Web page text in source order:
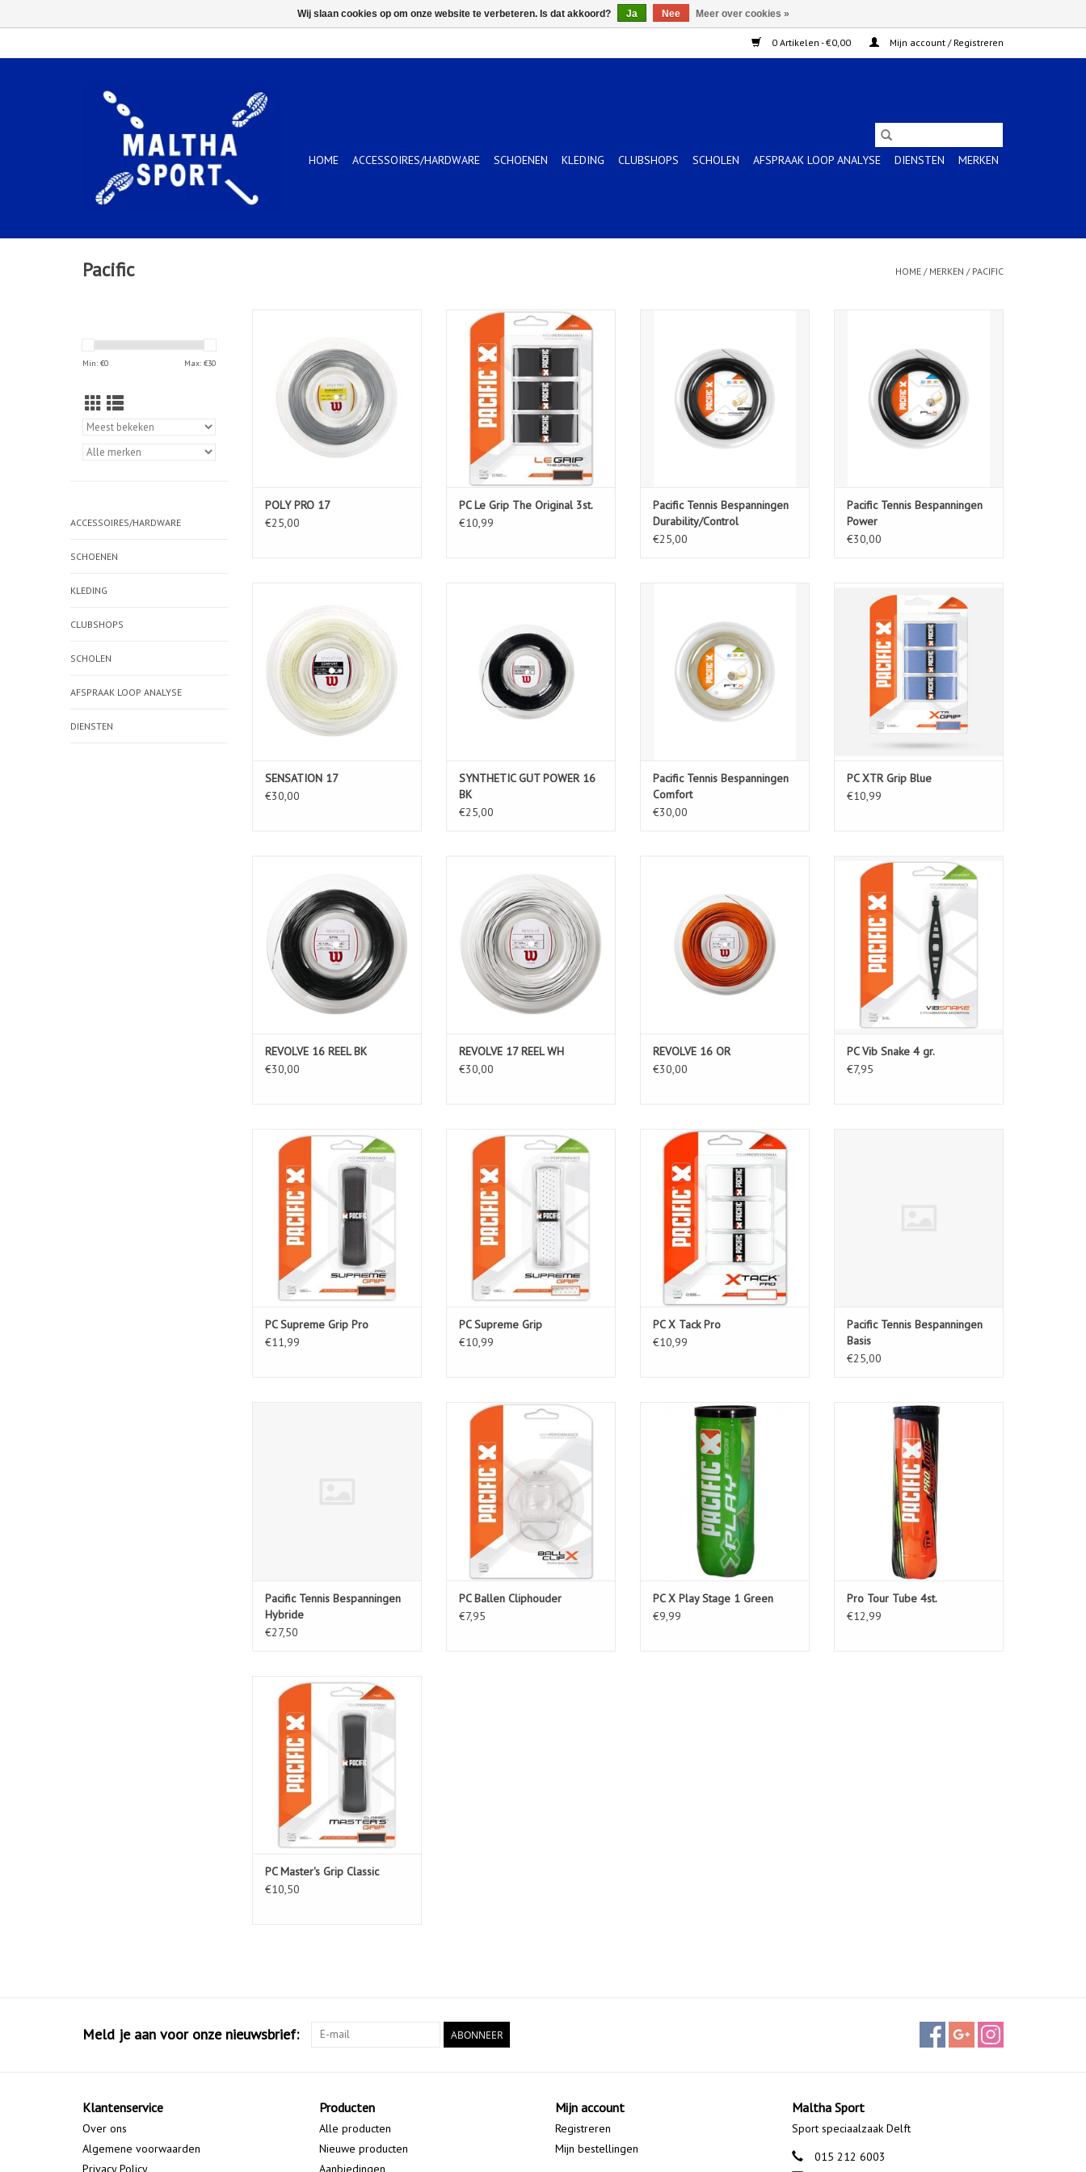
0 Artikelen - €0,00 Mijn account / Registreren
HOME ACCESSOIRES/HARDWARE SCHOENEN KLEDING CLUBSHOPS SCHOLEN AFSPRAAK LOOP ANALYSE DIENSTEN MERKEN
Pacific HOME / MERKEN / PACIFIC
Min: €0 Max: €30
ACCESSOIRES/HARDWARE
SCHOENEN
KLEDING
CLUBSHOPS
SCHOLEN
AFSPRAAK LOOP ANALYSE
DIENSTEN
POLY PRO 17
€25,00
PC Le Grip The Original 3st.
TOEVOEGEN AAN WINKELWAGEN
PC Le Grip The Original 3st.
€10,99
TOEVOEGEN AAN WINKELWAGEN
Pacific Tennis Bespanningen
Durability/Control
€25,00
TOEVOEGEN AAN WINKELWAGEN
Pacific Tennis Bespanningen
Power
€30,00
SENSATION 17
€30,00
SYNTHETIC GUT POWER 16
BK
€25,00
TOEVOEGEN AAN WINKELWAGEN
Pacific Tennis Bespanningen
Comfort
€30,00
TOEVOEGEN AAN WINKELWAGEN
PC XTR Grip Blue
€10,99
TOEVOEGEN AAN WINKELWAGEN
REVOLVE 16 REEL BK
€30,00
TOEVOEGEN AAN WINKELWAGEN
REVOLVE 17 REEL WH
€30,00
REVOLVE 16 OR
€30,00
PC Vib Snake 4 gr.
TOEVOEGEN AAN WINKELWAGEN
PC Vib Snake 4 gr.
€7,95
PC Supreme Grip Pro
TOEVOEGEN AAN WINKELWAGEN
PC Supreme Grip Pro
€11,99
PC Supreme Grip
TOEVOEGEN AAN WINKELWAGEN
PC Supreme Grip
€10,99
PC X Tack Pro
TOEVOEGEN AAN WINKELWAGEN
PC X Tack Pro
€10,99
Pacific Tennis Bespanningen
Basis
€25,00
Pacific Tennis Bespanningen
Hybride
€27,50
PC Ballen Cliphouder
TOEVOEGEN AAN WINKELWAGEN
PC Ballen Cliphouder
€7,95
PC X Play Stage 1 Green
TOEVOEGEN AAN WINKELWAGEN
PC X Play Stage 1 Green
€9,99
Pro Tour Tube 4st.
TOEVOEGEN AAN WINKELWAGEN
Pro Tour Tube 4st.
€12,99
PC Master's Grip Classic
TOEVOEGEN AAN WINKELWAGEN
PC Master's Grip Classic
€10,50
Meld je aan voor onze nieuwsbrief: ABONNEER
Klantenservice
Over ons
Algemene voorwaarden
Privacy Policy
Producten
Alle producten
Nieuwe producten
Aanbiedingen
Mijn account
Registreren
Mijn bestellingen
Maltha Sport
Sport speciaalzaak Delft
015 212 6003
Wij slaan cookies op om onze website te verbeteren. Is dat akkoord? Ja Nee Meer over cookies »